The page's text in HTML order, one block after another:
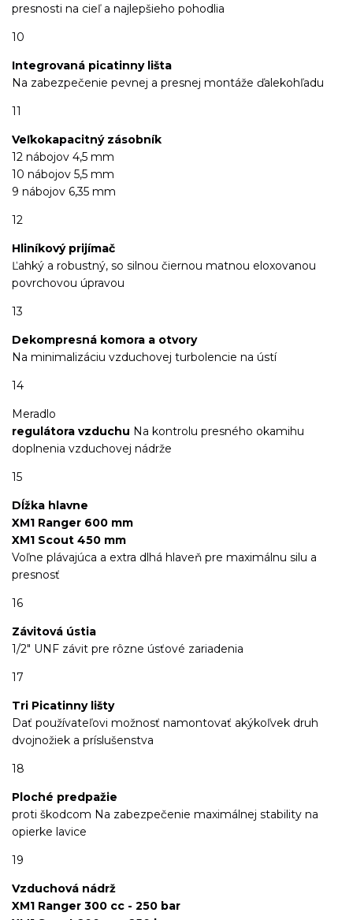
presnosti na cieľ a najlepšieho pohodlia
10
Integrovaná picatinny lišta
Na zabezpečenie pevnej a presnej montáže ďalekohľadu
11
Veľkokapacitný zásobník
12 nábojov 4,5 mm
10 nábojov 5,5 mm
9 nábojov 6,35 mm
12
Hliníkový prijímač
Ľahký a robustný, so silnou čiernou matnou eloxovanou
povrchovou úpravou
13
Dekompresná komora a otvory
Na minimalizáciu vzduchovej turbolencie na ústí
14
Meradlo
regulátora vzduchu Na kontrolu presného okamihu
doplnenia vzduchovej nádrže
15
Dĺžka hlavne
XM1 Ranger 600 mm
XM1 Scout 450 mm
Voľne plávajúca a extra dlhá hlaveň pre maximálnu silu a
presnosť
16
Závitová ústia
1/2" UNF závit pre rôzne úsťové zariadenia
17
Tri Picatinny lišty
Dať používateľovi možnosť namontovať akýkoľvek druh
dvojnožiek a príslušenstva
18
Ploché predpažie
proti škodcom Na zabezpečenie maximálnej stability na
opierke lavice
19
Vzduchová nádrž
XM1 Ranger 300 cc - 250 bar